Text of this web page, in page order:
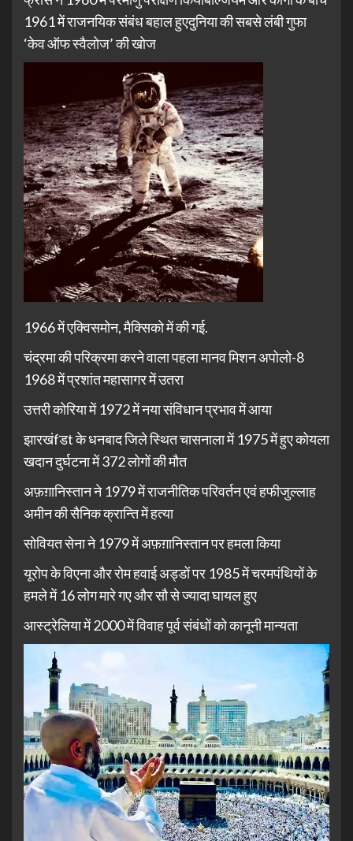
1961 में राजनयिक संबंध बहाल हुएदुनिया की सबसे लंबी गुफा
‘केव ऑफ स्वैलोज’ की खोज
1966 में एक्विसमोन, मैक्सिको में की गई.
चंद्रमा की परिक्रमा करने वाला पहला मानव मिशन अपोलो-8
1968 में प्रशांत महासागर में उतरा
उत्तरी कोरिया में 1972 में नया संविधान प्रभाव में आया
झारखंfडt के धनबाद जिले स्थित चासनाला में 1975 में हुए कोयला
खदान दुर्घटना में 372 लोगों की मौत
अफ़ग़ानिस्तान ने 1979 में राजनीतिक परिवर्तन एवं हफीजुल्लाह
अमीन की सैनिक क्रान्ति में हत्या
सोवियत सेना ने 1979 में अफ़ग़ानिस्तान पर हमला किया
यूरोप के विएना और रोम हवाई अड्डों पर 1985 में चरमपंथियों के
हमले में 16 लोग मारे गए और सौ से ज्यादा घायल हुए
आस्ट्रेलिया में 2000 में विवाह पूर्व संबंधों को कानूनी मान्यता